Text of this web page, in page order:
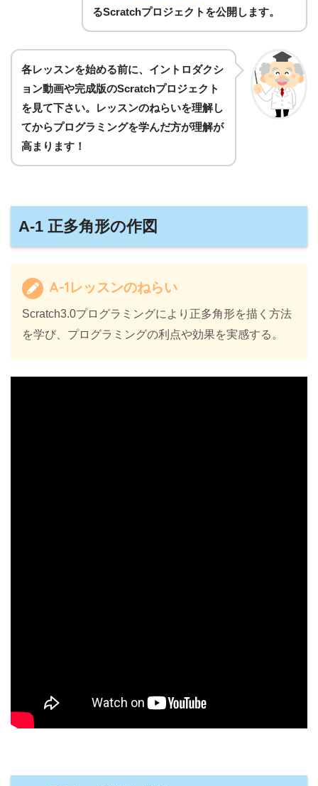
るScratchプロジェクトを公開します。
各レッスンを始める前に、イントロダクシ
ョン動画や完成版のScratchプロジェクト
を見て下さい。レッスンのねらいを理解し
てからプログラミングを学んだ方が理解が
高まります！
A-1 正多角形の作図
A-1レッスンのねらい
Scratch3.0プログラミングにより正多角形を描く方法
を学び、プログラミングの利点や効果を実感する。